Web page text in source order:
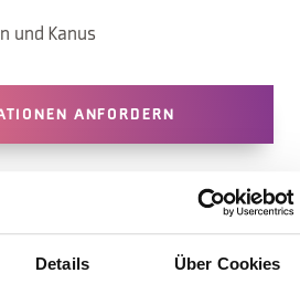
Details Über Cookies
und Kanus
ANFORDERN
IN